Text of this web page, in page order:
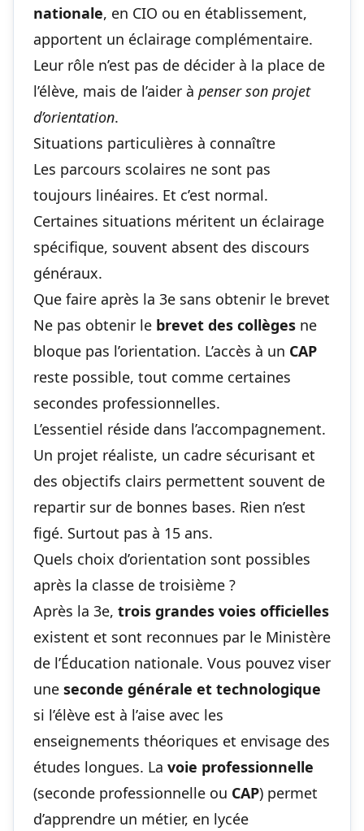
nationale, en CIO ou en établissement,
apportent un éclairage complémentaire.
Leur rôle n’est pas de décider à la place de
l’élève, mais de l’aider à penser son projet
d’orientation.
Situations particulières à connaître
Les parcours scolaires ne sont pas
toujours linéaires. Et c’est normal.
Certaines situations méritent un éclairage
spécifique, souvent absent des discours
généraux.
Que faire après la 3e sans obtenir le brevet
Ne pas obtenir le brevet des collèges ne
bloque pas l’orientation. L’accès à un CAP
reste possible, tout comme certaines
secondes professionnelles.
L’essentiel réside dans l’accompagnement.
Un projet réaliste, un cadre sécurisant et
des objectifs clairs permettent souvent de
repartir sur de bonnes bases. Rien n’est
figé. Surtout pas à 15 ans.
Quels choix d’orientation sont possibles
après la classe de troisième ?
Après la 3e, trois grandes voies officielles
existent et sont reconnues par le Ministère
de l’Éducation nationale. Vous pouvez viser
une seconde générale et technologique
si l’élève est à l’aise avec les
enseignements théoriques et envisage des
études longues. La voie professionnelle
(seconde professionnelle ou CAP) permet
d’apprendre un métier, en lycée